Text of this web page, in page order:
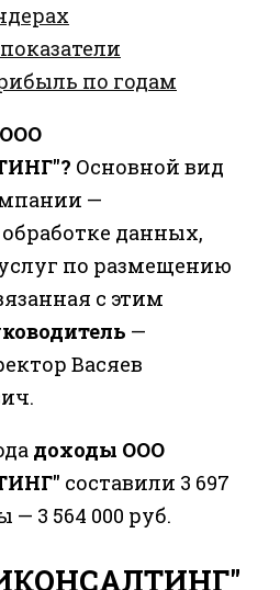
по годам
Основной вид
—
данных,
по размещению
с этим
—
Васяев
доходы ООО
составили 3 697
— 3 564 000 руб.